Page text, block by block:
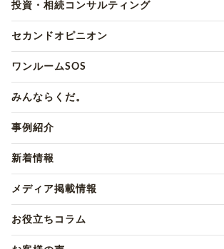
投資・相続コンサルティング
セカンドオピニオン
ワンルームSOS
みんならくだ。
事例紹介
新着情報
メディア掲載情報
お役立ちコラム